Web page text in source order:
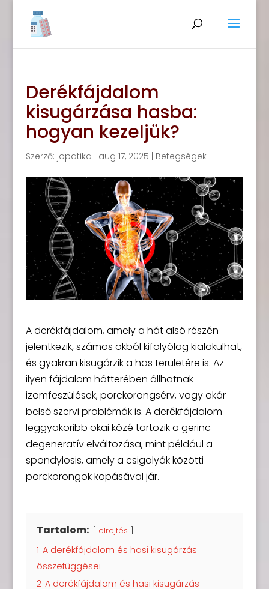
Derékfájdalom
kisugárzása hasba:
hogyan kezeljük?
Szerző: jopatika aug 17, 2025 Betegségek
A derékfájdalom, amely a hát alsó részén
jelentkezik, számos okból kifolyólag kialakulhat,
és gyakran kisugárzik a has területére is. Az
ilyen fájdalom hátterében állhatnak
izomfeszülések, porckorongsérv, vagy akár
belső szervi problémák is. A derékfájdalom
leggyakoribb okai közé tartozik a gerinc
degeneratív elváltozása, mint például a
spondylosis, amely a csigolyák közötti
porckorongok kopásával jár.
Tartalom: elrejtés
1 A derékfájdalom és hasi kisugárzás
összefüggései
2 A derékfájdalom és hasi kisugárzás